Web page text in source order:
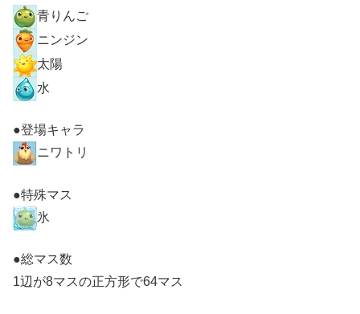
青りんご
ニンジン
太陽
水
●登場キャラ
ニワトリ
●特殊マス
氷
●総マス数
1辺が8マスの正方形で64マス